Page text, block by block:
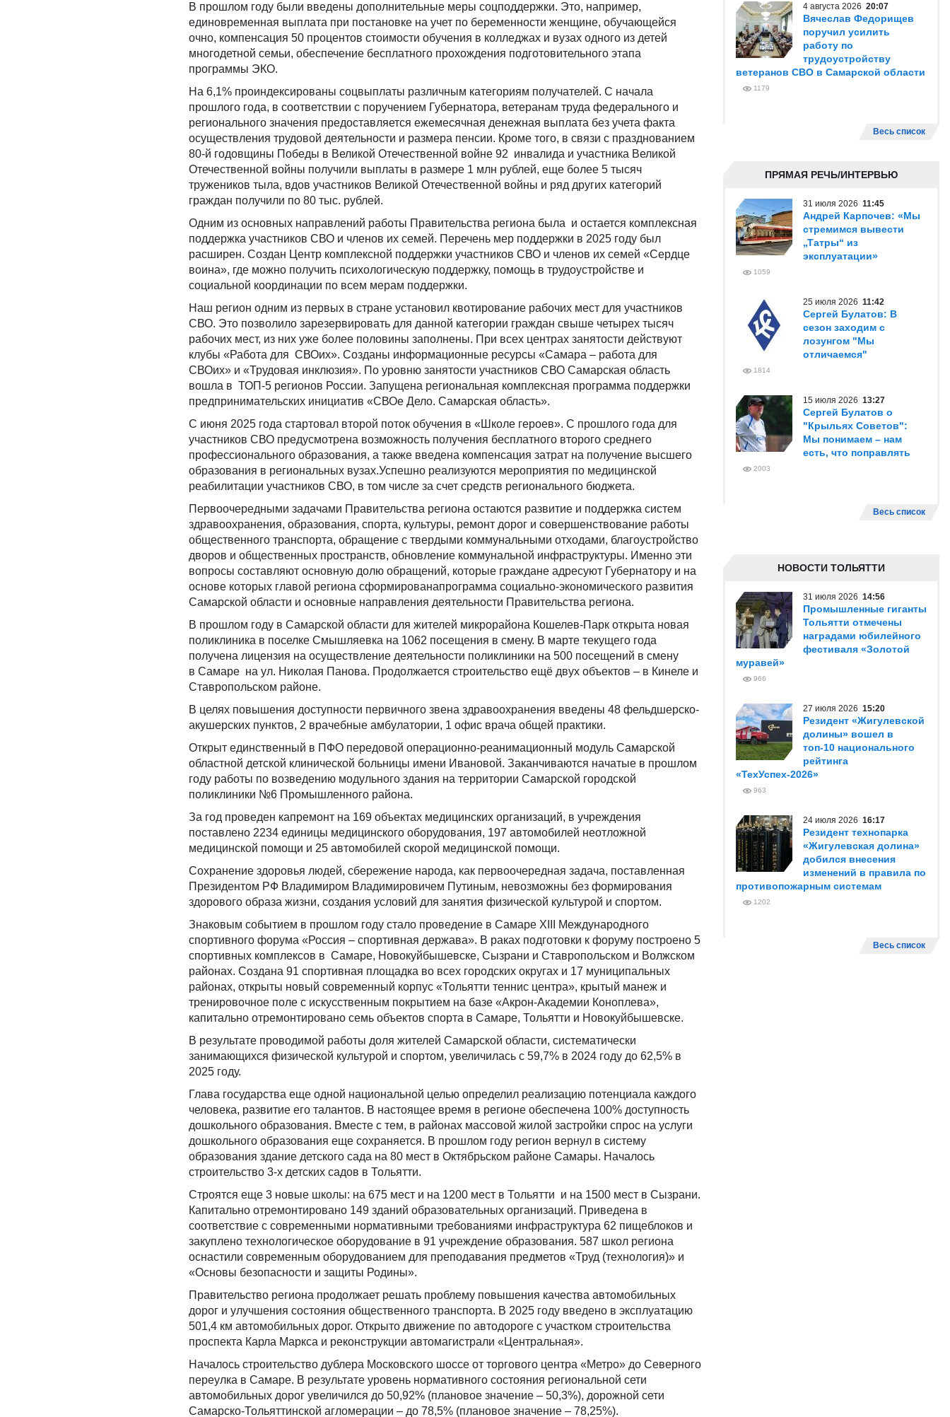
В прошлом году были введены дополнительные меры соцподдержки. Это, например,
единовременная выплата при постановке на учет по беременности женщине, обучающейся
очно, компенсация 50 процентов стоимости обучения в колледжах и вузах одного из детей
многодетной семьи, обеспечение бесплатного прохождения подготовительного этапа
программы ЭКО.
На 6,1% проиндексированы соцвыплаты различным категориям получателей. С начала
прошлого года, в соответствии с поручением Губернатора, ветеранам труда федерального и
регионального значения предоставляется ежемесячная денежная выплата без учета факта
осуществления трудовой деятельности и размера пенсии. Кроме того, в связи с празднованием
80-й годовщины Победы в Великой Отечественной войне 92 инвалида и участника Великой
Отечественной войны получили выплаты в размере 1 млн рублей, еще более 5 тысяч
тружеников тыла, вдов участников Великой Отечественной войны и ряд других категорий
граждан получили по 80 тыс. рублей.
Одним из основных направлений работы Правительства региона была и остается комплексная
поддержка участников СВО и членов их семей. Перечень мер поддержки в 2025 году был
расширен. Создан Центр комплексной поддержки участников СВО и членов их семей «Сердце
воина», где можно получить психологическую поддержку, помощь в трудоустройстве и
социальной координации по всем мерам поддержки.
Наш регион одним из первых в стране установил квотирование рабочих мест для участников
СВО. Это позволило зарезервировать для данной категории граждан свыше четырех тысяч
рабочих мест, из них уже более половины заполнены. При всех центрах занятости действуют
клубы «Работа для СВОих». Созданы информационные ресурсы «Самара – работа для
СВОих» и «Трудовая инклюзия». По уровню занятости участников СВО Самарская область
вошла в ТОП-5 регионов России. Запущена региональная комплексная программа поддержки
предпринимательских инициатив «СВОе Дело. Самарская область».
С июня 2025 года стартовал второй поток обучения в «Школе героев». С прошлого года для
участников СВО предусмотрена возможность получения бесплатного второго среднего
профессионального образования, а также введена компенсация затрат на получение высшего
образования в региональных вузах.Успешно реализуются мероприятия по медицинской
реабилитации участников СВО, в том числе за счет средств регионального бюджета.
​Первоочередными задачами Правительства региона остаются развитие и поддержка систем
здравоохранения, образования, спорта, культуры, ремонт дорог и совершенствование работы
общественного транспорта, обращение с твердыми коммунальными отходами, благоустройство
дворов и общественных пространств, обновление коммунальной инфраструктуры. Именно эти
вопросы составляют основную долю обращений, которые граждане адресуют Губернатору и на
основе которых главой региона сформированапрограмма социально-экономического развития
Самарской области и основные направления деятельности Правительства региона.
В прошлом году в Самарской области для жителей микрорайона Кошелев-Парк открыта новая
поликлиника в поселке Смышляевка на 1062 посещения в смену. В марте текущего года
получена лицензия на осуществление деятельности поликлиники на 500 посещений в смену
в Самаре на ул. Николая Панова. Продолжается строительство ещё двух объектов – в Кинеле и
Ставропольском районе.
В целях повышения доступности первичного звена здравоохранения введены 48 фельдшерско-
акушерских пунктов, 2 врачебные амбулатории, 1 офис врача общей практики.
Открыт единственный в ПФО передовой операционно-реанимационный модуль Самарской
областной детской клинической больницы имени Ивановой. Заканчиваются начатые в прошлом
году работы по возведению модульного здания на территории Самарской городской
поликлиники №6 Промышленного района.
За год проведен капремонт на 169 объектах медицинских организаций, в учреждения
поставлено 2234 единицы медицинского оборудования, 197 автомобилей неотложной
медицинской помощи и 25 автомобилей скорой медицинской помощи.
​Сохранение здоровья людей, сбережение народа, как первоочередная задача, поставленная
Президентом РФ Владимиром Владимировичем Путиным, невозможны без формирования
здорового образа жизни, создания условий для занятия физической культурой и спортом.
Знаковым событием в прошлом году стало проведение в Самаре XIII Международного
спортивного форума «Россия – спортивная держава». В раках подготовки к форуму построено 5
спортивных комплексов в Самаре, Новокуйбышевске, Сызрани и Ставропольском и Волжском
районах. Создана 91 спортивная площадка во всех городских округах и 17 муниципальных
районах, открыты новый современный корпус «Тольятти теннис центра», крытый манеж и
тренировочное поле с искусственным покрытием на базе «Акрон-Академии Коноплева»,
капитально отремонтировано семь объектов спорта в Самаре, Тольятти и Новокуйбышевске.
В результате проводимой работы доля жителей Самарской области, систематически
занимающихся физической культурой и спортом, увеличилась с 59,7% в 2024 году до 62,5% в
2025 году.
Глава государства еще одной национальной целью определил реализацию потенциала каждого
человека, развитие его талантов. В настоящее время в регионе обеспечена 100% доступность
дошкольного образования. Вместе с тем, в районах массовой жилой застройки спрос на услуги
дошкольного образования еще сохраняется. В прошлом году регион вернул в систему
образования здание детского сада на 80 мест в Октябрьском районе Самары. Началось
строительство 3-х детских садов в Тольятти.
Строятся еще 3 новые школы: на 675 мест и на 1200 мест в Тольятти и на 1500 мест в Сызрани.
Капитально отремонтировано 149 зданий образовательных организаций. Приведена в
соответствие с современными нормативными требованиями инфраструктура 62 пищеблоков и
закуплено технологическое оборудование в 91 учреждение образования. 587 школ региона
оснастили современным оборудованием для преподавания предметов «Труд (технология)» и
«Основы безопасности и защиты Родины».
Правительство региона продолжает решать проблему повышения качества автомобильных
дорог и улучшения состояния общественного транспорта. В 2025 году введено в эксплуатацию
501,4 км автомобильных дорог. Открыто движение по автодороге с участком строительства
проспекта Карла Маркса и реконструкции автомагистрали «Центральная».
Началось строительство дублера Московского шоссе от торгового центра «Метро» до Северного
переулка в Самаре. В результате уровень нормативного состояния региональной сети
автомобильных дорог увеличился до 50,92% (плановое значение – 50,3%), дорожной сети
Самарско-Тольяттинской агломерации – до 78,5% (плановое значение – 78,25%).
4 августа 2026 20:07
Вячеслав Федорищев
поручил усилить
работу по
трудоустройству
ветеранов СВО в Самарской области
1179
Весь список
ПРЯМАЯ РЕЧЬ/ИНТЕРВЬЮ
31 июля 2026 11:45
Андрей Карпочев: «Мы
стремимся вывести
„Татры“ из
эксплуатации»
1059
25 июля 2026 11:42
Сергей Булатов: В
сезон заходим с
лозунгом "Мы
отличаемся"
1814
15 июля 2026 13:27
Сергей Булатов о
"Крыльях Советов":
Мы понимаем – нам
есть, что поправлять
2003
Весь список
НОВОСТИ ТОЛЬЯТТИ
31 июля 2026 14:56
Промышленные гиганты
Тольятти отмечены
наградами юбилейного
фестиваля «Золотой
муравей»
966
27 июля 2026 15:20
Резидент «Жигулевской
долины» вошел в
топ-10 национального
рейтинга
«ТехУспех-2026»
963
24 июля 2026 16:17
Резидент технопарка
«Жигулевская долина»
добился внесения
изменений в правила по
противопожарным системам
1202
Весь список